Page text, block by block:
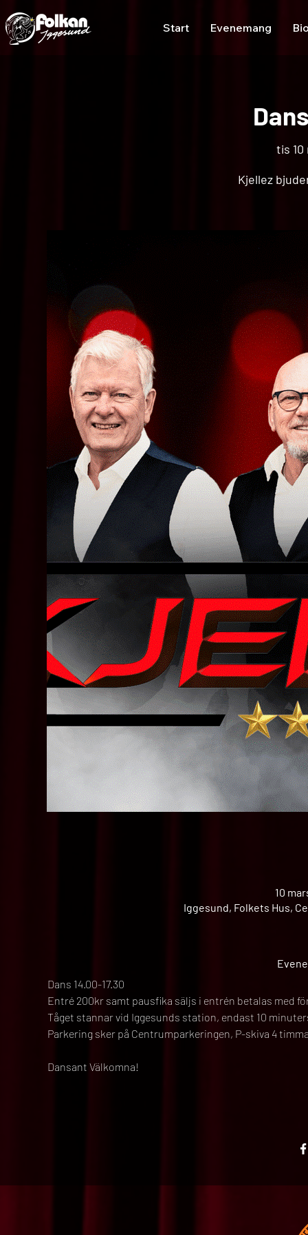
Start Evenemang
tis 10
Kjellez
10
Iggesund, Folkets Hus,
Dans 14.00-17.30
Entré 200kr samt pausfika säljs i entrén betalas med
Tåget stannar vid Iggesunds station, endast 10
Parkering sker på Centrumparkeringen, P-skiva 4
Dansant Välkomna!